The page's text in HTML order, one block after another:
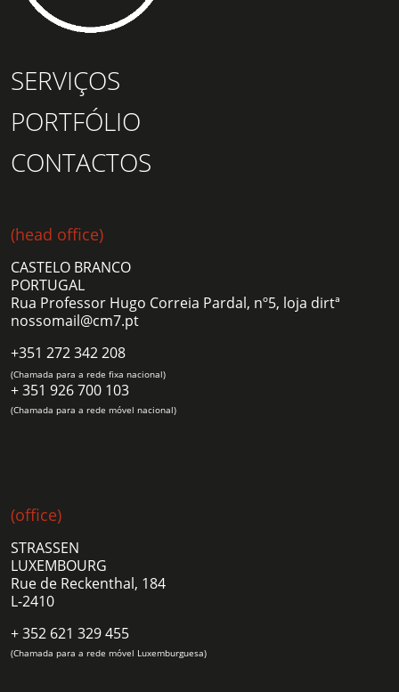
SERVIÇOS
PORTFÓLIO
CONTACTOS
(head office)
CASTELO BRANCO
PORTUGAL
Rua Professor Hugo Correia Pardal, nº5, loja dirtª
nossomail@cm7.pt
+351 272 342 208
(Chamada para a rede fixa nacional)
+ 351 926 700 103
(Chamada para a rede móvel nacional)
(office)
STRASSEN
LUXEMBOURG
Rue de Reckenthal, 184
L-2410
+ 352 621 329 455
(Chamada para a rede móvel Luxemburguesa)